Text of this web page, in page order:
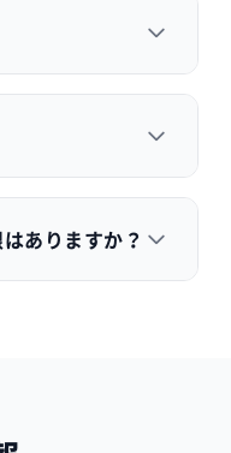
ありますか？